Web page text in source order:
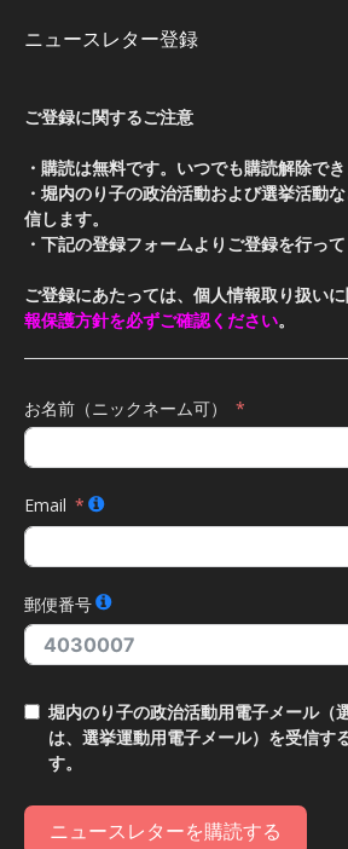
ニュースレター登録
ご登録に関するご注意
・購読は無料です。いつでも購読解除でき
・堀内のり子の政治活動および選挙活動
信します。
・下記の登録フォームよりご登録を行って
ご登録にあたっては、個人情報取り扱い
報保護方針を必ずご確認ください。
お名前（ニックネーム可）
Email
郵便番号
堀内のり子の政治活動用電子メール（
は、選挙運動用電子メール）を受信す
す。
ニュースレターを購読する